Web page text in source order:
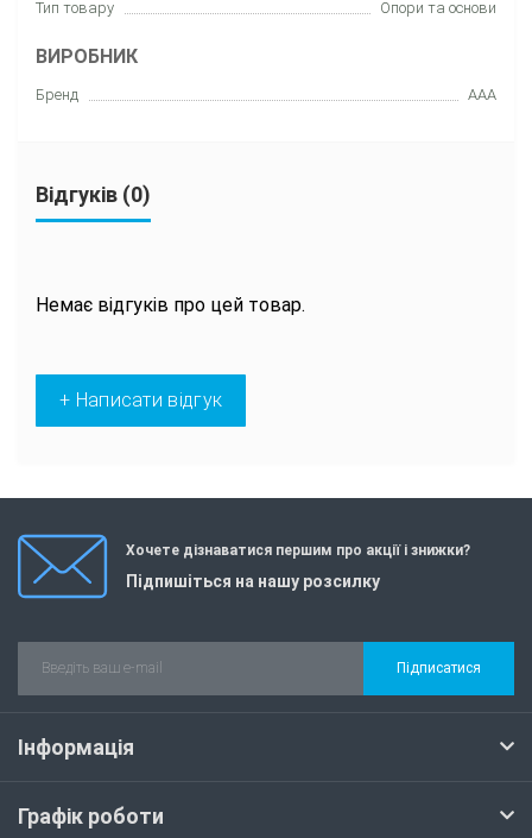
Тип товару Опори та основи
ВИРОБНИК
Бренд AAA
Відгуків (0)
Немає відгуків про цей товар.
+ Написати відгук
Хочете дізнаватися першим про акції і знижки?
Підпишіться на нашу розсилку
Підписатися
Інформація
Графік роботи